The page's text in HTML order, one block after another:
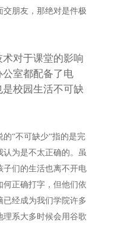
朋友，那绝对是件极
对于课堂的影响
室都配备了电
校园生活不可缺
“不可缺少“指的是完
为是不太正确的。虽
子们的生活也离不开电
何正确打字，但他们依
经成为我们学院许多
系大多时候会用谷歌